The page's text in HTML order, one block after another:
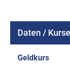
Daten / Kurse
Geldkurs